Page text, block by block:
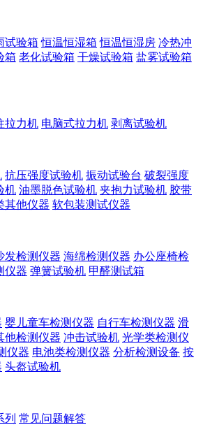
试验箱 恒温恒湿箱 恒温恒湿房 冷热冲
箱 老化试验箱 干燥试验箱 盐雾试验箱
拉力机 电脑式拉力机 剥离试验机
抗压强度试验机 振动试验台 破裂强度
机 油墨脱色试验机 夹抱力试验机 胶带
其他仪器 软包装测试仪器
发检测仪器 海绵检测仪器 办公座椅检
仪器 弹簧试验机 甲醛测试箱
婴儿童车检测仪器 自行车检测仪器 滑
他检测仪器 冲击试验机 光学类检测仪
仪器 电池类检测仪器 分析检测设备 按
头盔试验机
列 常见问题解答